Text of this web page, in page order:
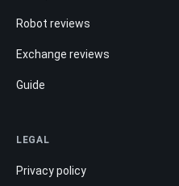
Robot reviews
Exchange reviews
Guide
LEGAL
Privacy policy